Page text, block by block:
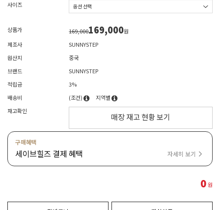
사이즈
상품가 169,000169,000원
제조사
SUNNYSTEP
원산지
중국
브랜드
SUNNYSTEP
적립금
3%
배송비
(조건)
지역별
재고확인
매장 재고 현황 보기
구매혜택
세이브힐즈 결제 혜택 자세히 보기
0원